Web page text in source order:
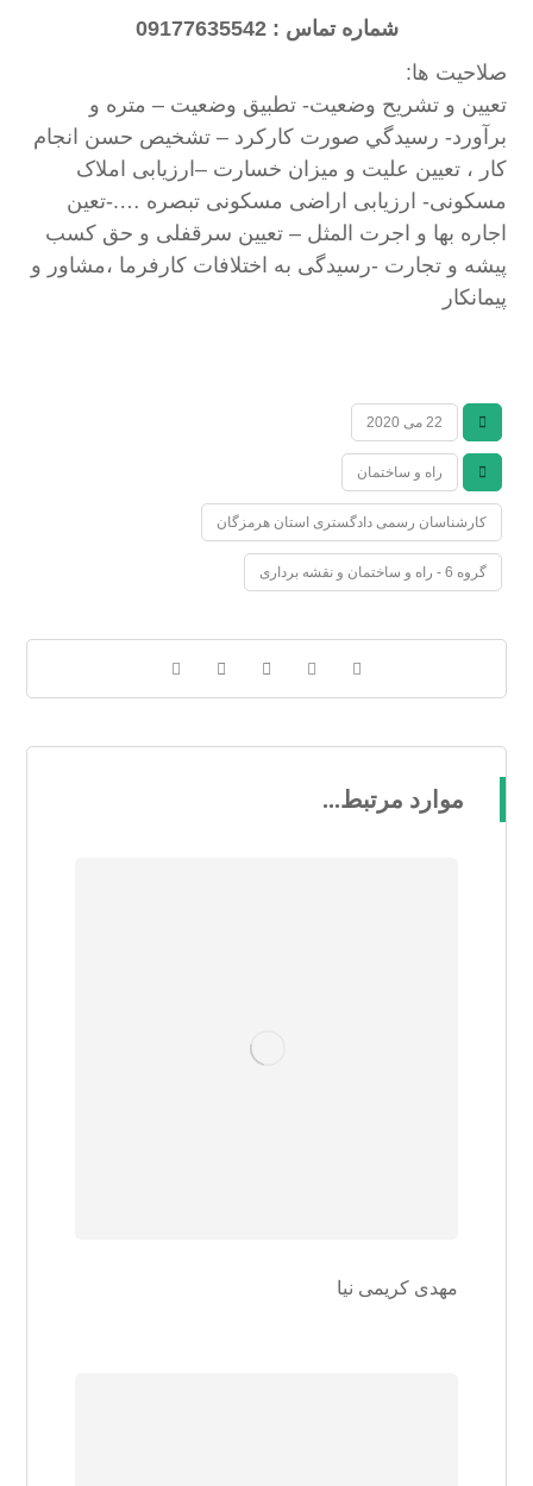
شماره تماس : 09177635542
صلاحیت ها:
تعيين و تشريح وضعيت- تطبيق وضعيت – متره و
برآورد- رسيدگي صورت كاركرد – تشخيص حسن انجام
كار ، تعيين عليت و ميزان خسارت –ارزیابی املاک
مسکونی- ارزیابی اراضی مسکونی تبصره ….-تعین
اجاره بها و اجرت المثل – تعیین سرقفلی و حق کسب
پیشه و تجارت -رسیدگی به اختلافات کارفرما ،مشاور و
پیمانکار
22 می 2020
راه و ساختمان
کارشناسان رسمی دادگستری استان هرمزگان
گروه 6 - راه و ساختمان و نقشه برداری
موارد مرتبط...
مهدی کریمی نیا